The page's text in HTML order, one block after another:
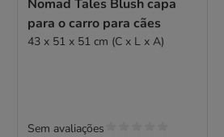
Nomad Tales Blush capa
para o carro para cães
43 x 51 x 51 cm (C x L x A)
Sem avaliações